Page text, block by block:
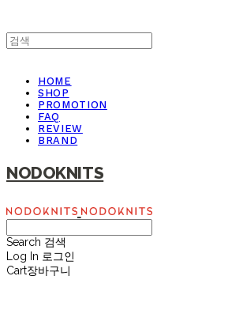
HOME
SHOP
PROMOTION
FAQ
REVIEW
BRAND
NODOKNITS
Search 검색
Log In 로그인
Cart장바구니